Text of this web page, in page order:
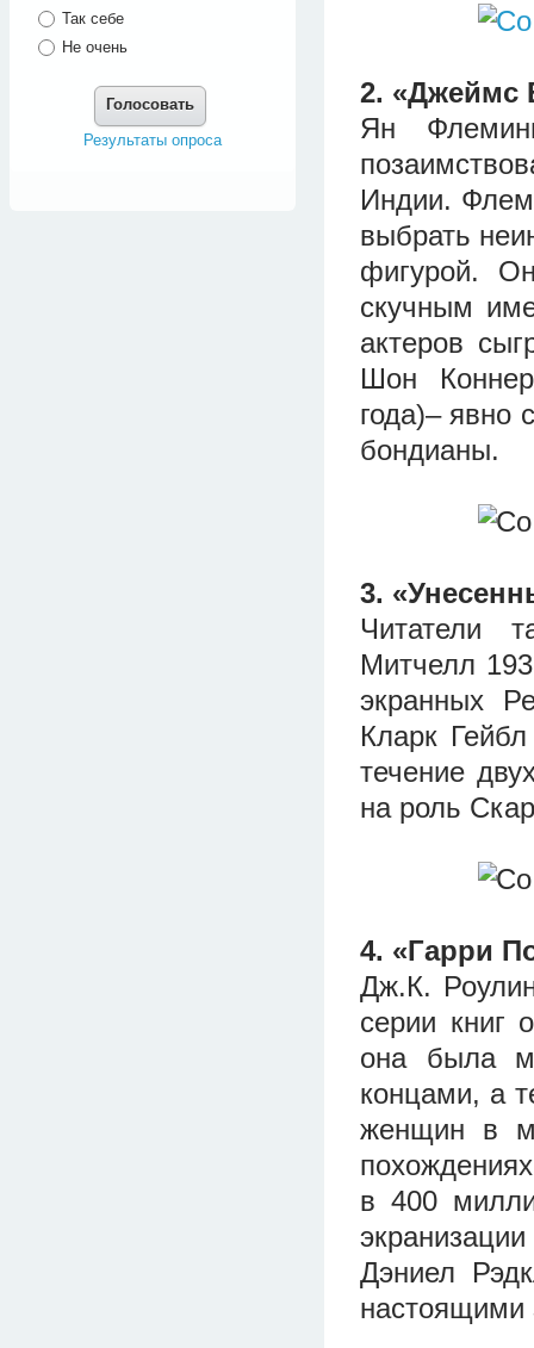
2. «Джеймс
Ян
Индии.
выбрать
фигурой.
скучным
актеров
Шон
года)– явно
бондианы.
3.
Читатели
Митчелл
экранных
Кларк
течение
на роль
4. «Гарри
Дж.К.
серии книг
она была
концами, а
женщин в
в 400
Дэниел
настоящими
Так себе
Не очень
Голосовать
Результаты опроса